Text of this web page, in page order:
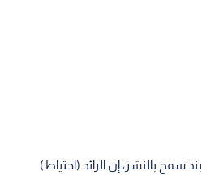
سمح بالنشر، إن الرائد (احتياط)